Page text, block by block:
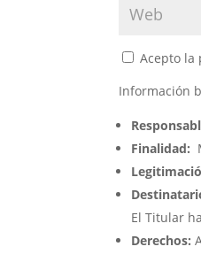
Acepto la
Información
Finalidad:
El Titular
Derechos: